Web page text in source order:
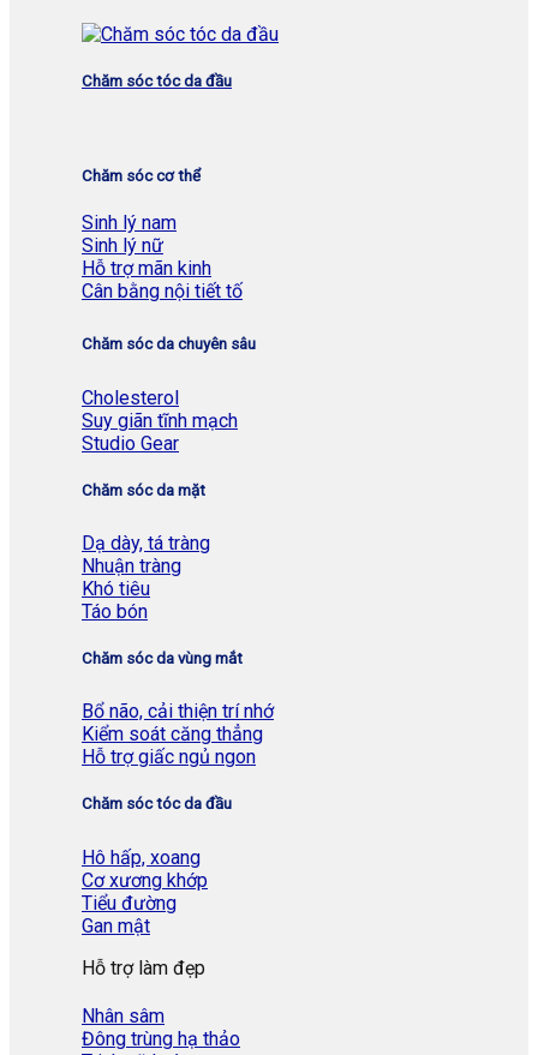
Chăm sóc tóc da đầu
Chăm sóc cơ thể
Sinh lý nam
Sinh lý nữ
Hỗ trợ mãn kinh
Cân bằng nội tiết tố
Chăm sóc da chuyên sâu
Cholesterol
Suy giãn tĩnh mạch
Studio Gear
Chăm sóc da mặt
Dạ dày, tá tràng
Nhuận tràng
Khó tiêu
Táo bón
Chăm sóc da vùng mắt
Bổ não, cải thiện trí nhớ
Kiểm soát căng thẳng
Hỗ trợ giấc ngủ ngon
Chăm sóc tóc da đầu
Hô hấp, xoang
Cơ xương khớp
Tiểu đường
Gan mật
Hỗ trợ làm đẹp
Nhân sâm
Đông trùng hạ thảo